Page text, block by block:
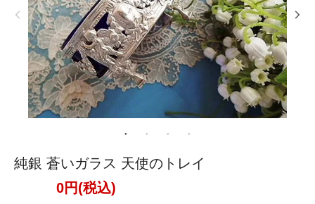
純銀 蒼いガラス 天使のトレイ
0円(税込)